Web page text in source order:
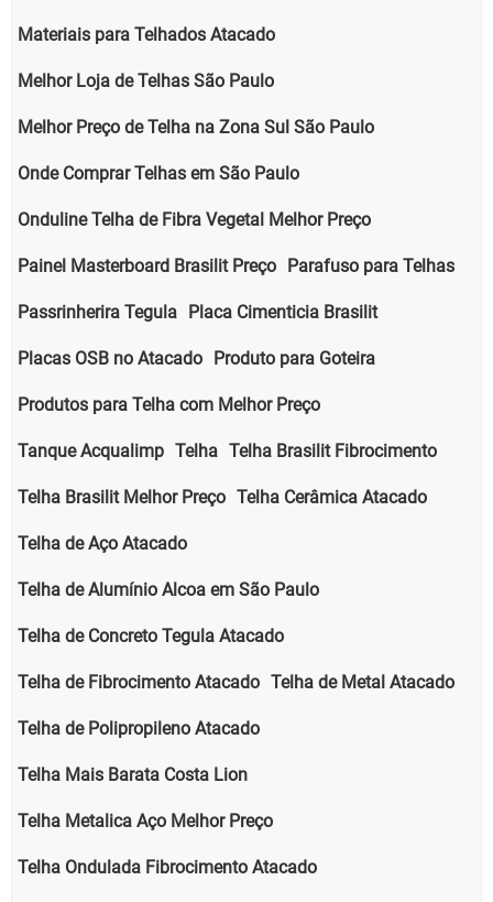
Materiais para Telhados Atacado
Melhor Loja de Telhas São Paulo
Melhor Preço de Telha na Zona Sul São Paulo
Onde Comprar Telhas em São Paulo
Onduline Telha de Fibra Vegetal Melhor Preço
Painel Masterboard Brasilit Preço Parafuso para Telhas
Passrinherira Tegula Placa Cimenticia Brasilit
Placas OSB no Atacado Produto para Goteira
Produtos para Telha com Melhor Preço
Tanque Acqualimp Telha Telha Brasilit Fibrocimento
Telha Brasilit Melhor Preço Telha Cerâmica Atacado
Telha de Aço Atacado
Telha de Alumínio Alcoa em São Paulo
Telha de Concreto Tegula Atacado
Telha de Fibrocimento Atacado Telha de Metal Atacado
Telha de Polipropileno Atacado
Telha Mais Barata Costa Lion
Telha Metalica Aço Melhor Preço
Telha Ondulada Fibrocimento Atacado